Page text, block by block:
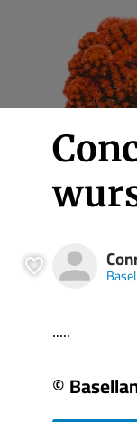
.....
©